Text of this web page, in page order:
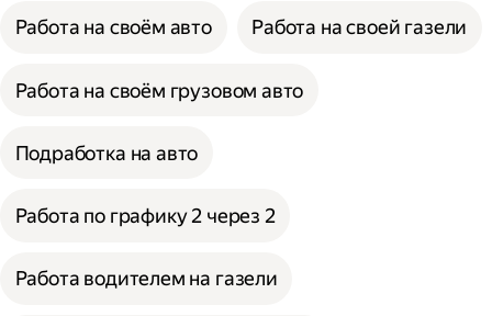
Работа на своём авто Работа на своей газели
Работа на своём грузовом авто
Подработка на авто
Работа по графику 2 через 2
Работа водителем на газели